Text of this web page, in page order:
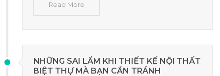
Read More
NHỮNG SAI LẦM KHI THIẾT KẾ NỘI THẤT
BIỆT THỰ MÀ BẠN CẦN TRÁNH